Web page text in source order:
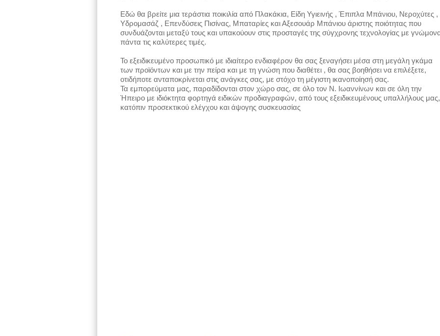
Εδώ θα βρείτε μια τεράστια ποικιλία από Πλακάκια, Είδη Υγιεινής , Έπιπλα Μπάνιου, Νεροχύτες ,
Υδρομασάζ , Επενδύσεις Πισίνας, Μπαταρίες και Αξεσουάρ Μπάνιου άριστης ποιότητας που
συνδυάζονται μεταξύ τους και υπακούουν στις προσταγές της σύγχρονης τεχνολογίας με
πάντα τις καλύτερες τιμές.
Το εξειδικευμένο προσωπικό με ιδιαίτερο ενδιαφέρον θα σας ξεναγήσει μέσα στη μεγάλη γκάμα
των προϊόντων και με την πείρα και με τη γνώση που διαθέτει , θα σας βοηθήσει να επιλέξετε,
οτιδήποτε ανταποκρίνεται στις ανάγκες σας, με στόχο τη μέγιστη ικανοποίησή σας.
Τα εμπορεύματα μας, παραδίδονται στον χώρο σας, σε όλο τον Ν. Ιωαννίνων και σε όλη την
Ήπειρο με ιδιόκτητα φορτηγά ειδικών προδιαγραφών, από τους εξειδικευμένους υπαλλήλους μας,
κατόπιν προσεκτικού ελέγχου και άψογης συσκευασίας